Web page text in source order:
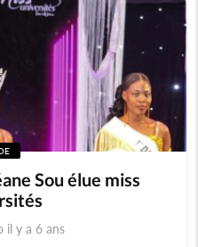
Sou élue miss
il y a 6 ans